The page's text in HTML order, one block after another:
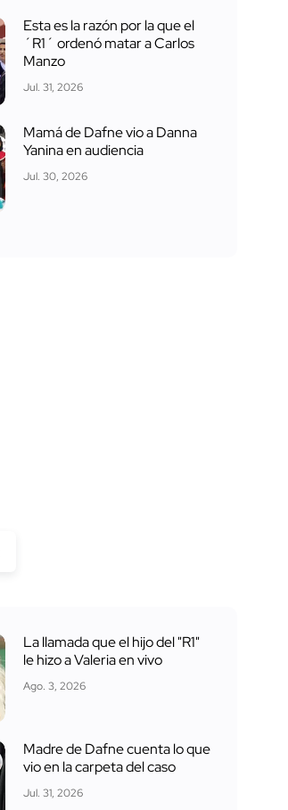
Esta es la razón por la que el
´R1´ ordenó matar a Carlos
Manzo
Jul. 31, 2026
Mamá de Dafne vio a Danna
Yanina en audiencia
Jul. 30, 2026
La llamada que el hijo del "R1"
le hizo a Valeria en vivo
Ago. 3, 2026
Madre de Dafne cuenta lo que
vio en la carpeta del caso
Jul. 31, 2026